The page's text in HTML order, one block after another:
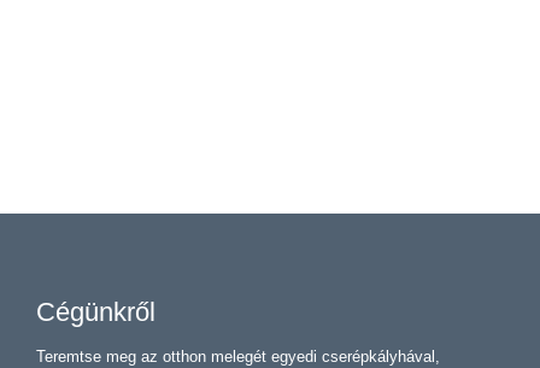
Cégünkről
Teremtse meg az otthon melegét egyedi cserépkályhával,